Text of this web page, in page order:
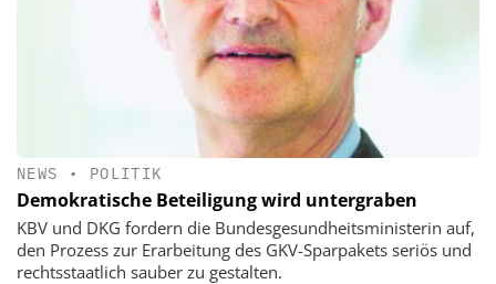
NEWS • POLITIK
Demokratische Beteiligung wird untergraben
KBV und DKG fordern die Bundesgesundheitsministerin auf,
den Prozess zur Erarbeitung des GKV-Sparpakets seriös und
rechtsstaatlich sauber zu gestalten.